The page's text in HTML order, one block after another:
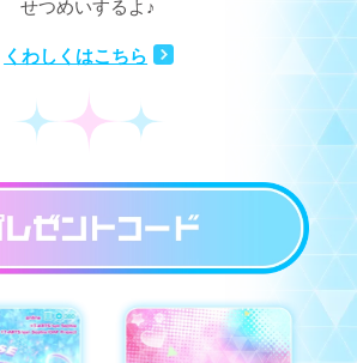
せつめいするよ♪
くわしくはこちら